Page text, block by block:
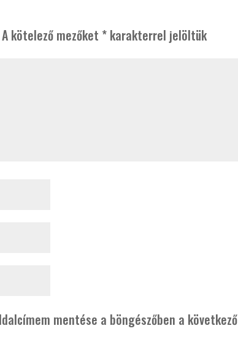
A kötelező mezőket * karakterrel jelöltük
mentése a böngészőben a következő